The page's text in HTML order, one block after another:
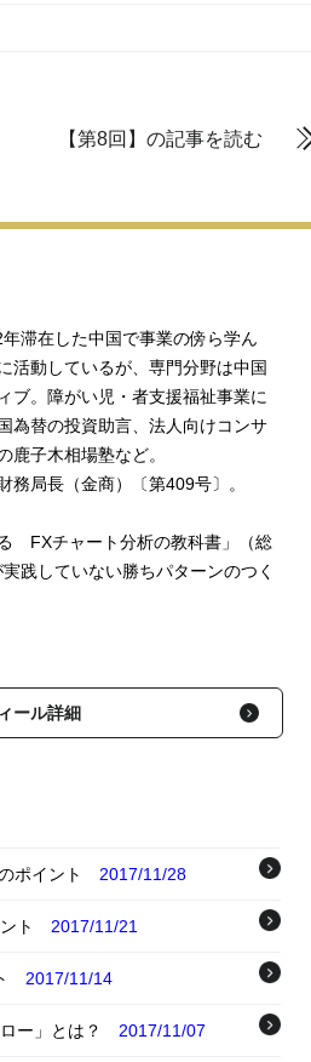
【第8回】の記事を読む
滞在した中国で事業の傍ら学ん
活動しているが、専門分野は中国
ブ。障がい児・者支援福祉事業に
為替の投資助言、法人向けコンサ
鹿子木相場塾など。
局長（金商）〔第409号〕。
FXチャート分析の教科書」（総
践していない勝ちパターンのつく
ール詳細
ポイント 2017/11/28
ト 2017/11/21
2017/11/14
ー」とは？ 2017/11/07